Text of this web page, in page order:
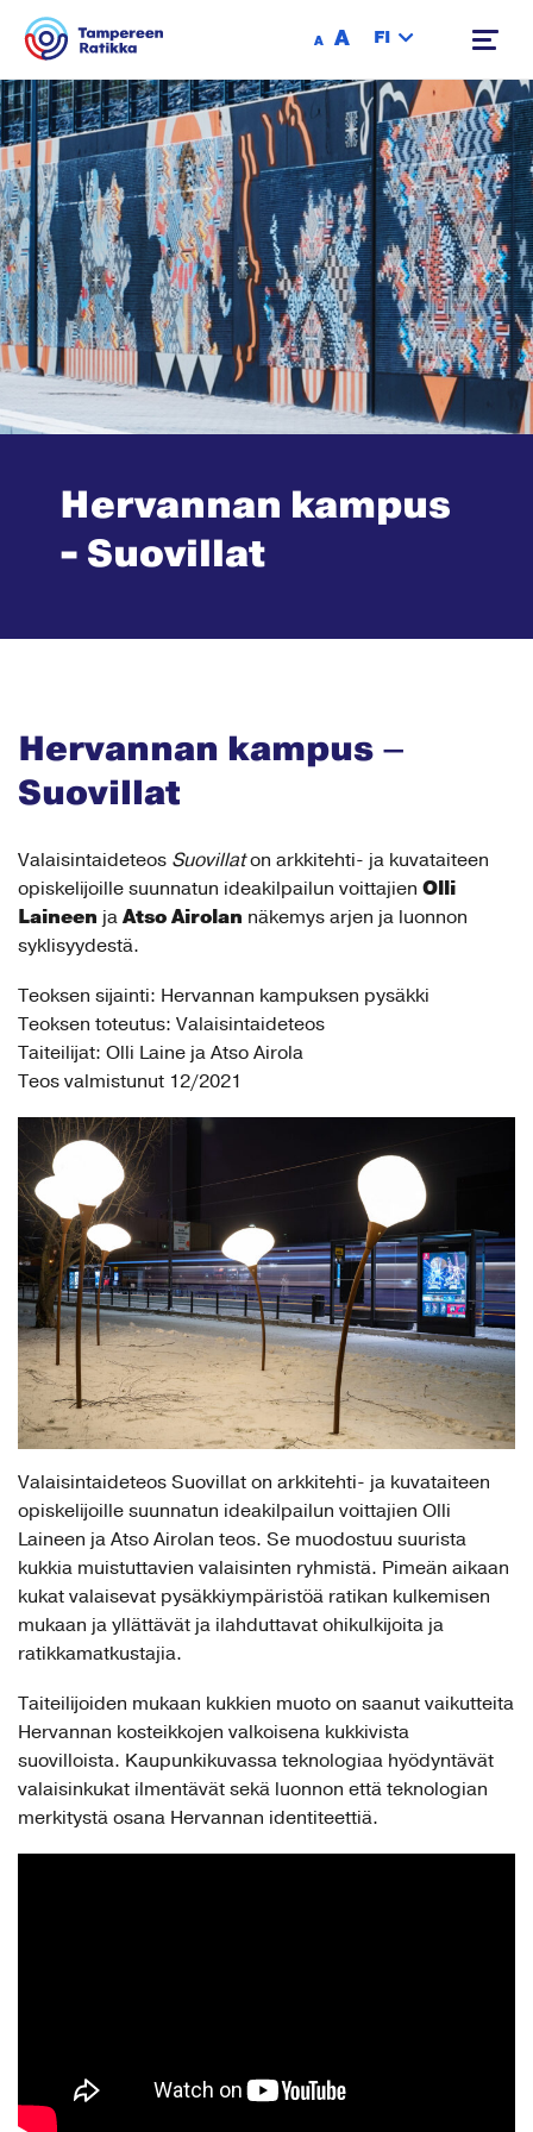
A A FI
Hervannan kampus
- Suovillat
Hervannan kampus –
Suovillat
Valaisintaideteos Suovillaton arkkitehti- ja kuvataiteen
opiskelijoille suunnatun ideakilpailun voittajien Olli
Laineen ja Atso Airolan näkemys arjen ja luonnon
syklisyydestä.
Teoksen sijainti: Hervannan kampuksen pysäkki
Teoksen toteutus: Valaisintaideteos
Taiteilijat: Olli Laine ja Atso Airola
Teos valmistunut 12/2021
Valaisintaideteos Suovillat on arkkitehti- ja kuvataiteen
opiskelijoille suunnatun ideakilpailun voittajien Olli
Laineen ja Atso Airolan teos. Se muodostuu suurista
kukkia muistuttavien valaisinten ryhmistä. Pimeän aikaan
kukat valaisevat pysäkkiympäristöä ratikan kulkemisen
mukaan ja yllättävät ja ilahduttavat ohikulkijoita ja
ratikkamatkustajia.
Taiteilijoiden mukaan kukkien muoto on saanut vaikutteita
Hervannan kosteikkojen valkoisena kukkivista
suovilloista. Kaupunkikuvassa teknologiaa hyödyntävät
valaisinkukat ilmentävät sekä luonnon että teknologian
merkitystä osana Hervannan identiteettiä.